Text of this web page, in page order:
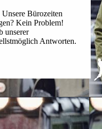
Bürozeiten
Kein Problem!
unserer
Antworten.